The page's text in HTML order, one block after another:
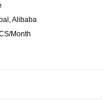
Alibaba
Month